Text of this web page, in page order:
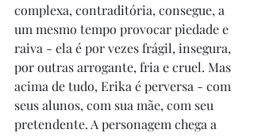
complexa, contraditória, consegue, a
um mesmo tempo provocar piedade e
raiva - ela é por vezes frágil, insegura,
por outras arrogante, fria e cruel. Mas
acima de tudo, Erika é perversa - com
seus alunos, com sua mãe, com seu
pretendente. A personagem chega a